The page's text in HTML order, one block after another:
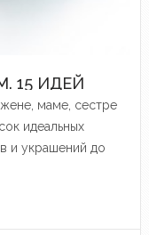
15 ИДЕЙ
маме, сестре
идеальных
и украшений до